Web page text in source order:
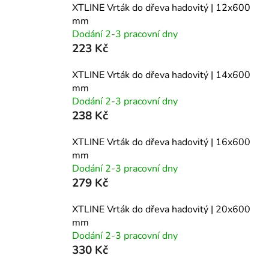
XTLINE Vrták do dřeva hadovitý | 12x600
mm
Dodání 2-3 pracovní dny
223 Kč
XTLINE Vrták do dřeva hadovitý | 14x600
mm
Dodání 2-3 pracovní dny
238 Kč
XTLINE Vrták do dřeva hadovitý | 16x600
mm
Dodání 2-3 pracovní dny
279 Kč
XTLINE Vrták do dřeva hadovitý | 20x600
mm
Dodání 2-3 pracovní dny
330 Kč